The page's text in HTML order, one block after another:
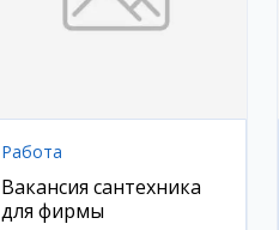
Работа
Вакансия сантехника
для фирмы